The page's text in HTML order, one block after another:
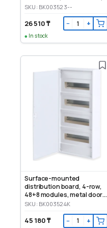
IP30
SKU: BK003523--
26 510 ₸ − +
In stock
Surface-mounted
distribution board, 4-row,
48+8 modules, metal door,
IP30
SKU: BK003524K
45 180 ₸ − +